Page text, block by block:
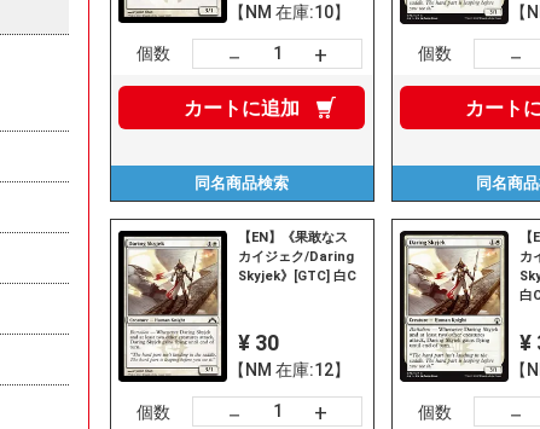
【NM 在庫:10】
個数 － +
カートに追加
同名商品検索
【
個数 －
カートに
同名商品
【EN】《果敢なス
カイジェク/Daring
Skyjek》[GTC] 白C
¥ 30
【NM 在庫:12】
個数 － +
カ
白
¥
【
個数 －